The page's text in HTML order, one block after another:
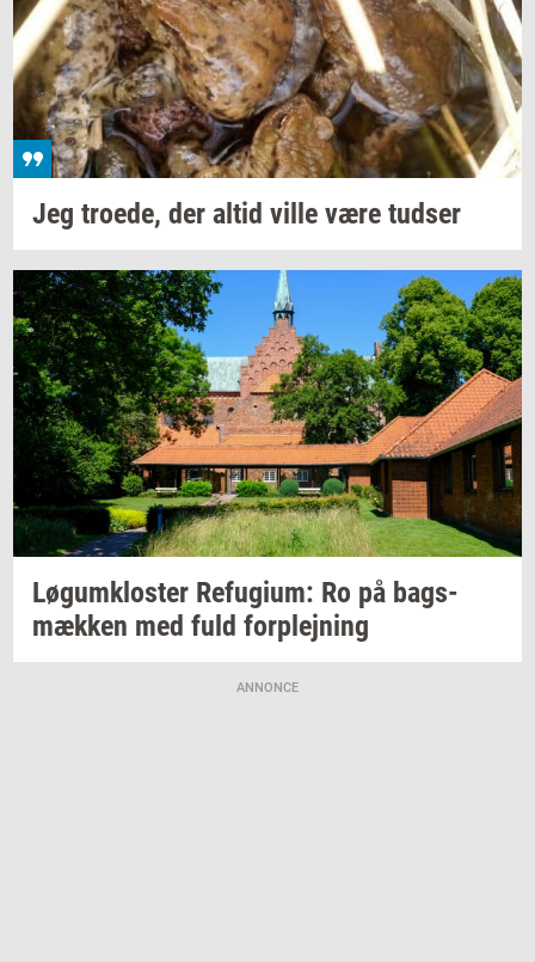
Jeg tro­e­de, der altid ville være tud­ser
Løgum­klo­ster Re­fu­gi­um: Ro på bags­
mæk­ken med fuld for­plej­ning
ANNONCE